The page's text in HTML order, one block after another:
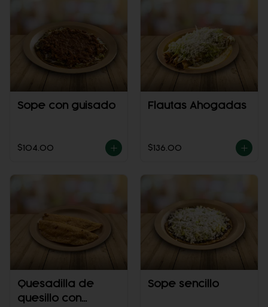
Sope con guisado
$104.00
Flautas Ahogadas
$136.00
Quesadilla de
quesillo con
Sope sencillo